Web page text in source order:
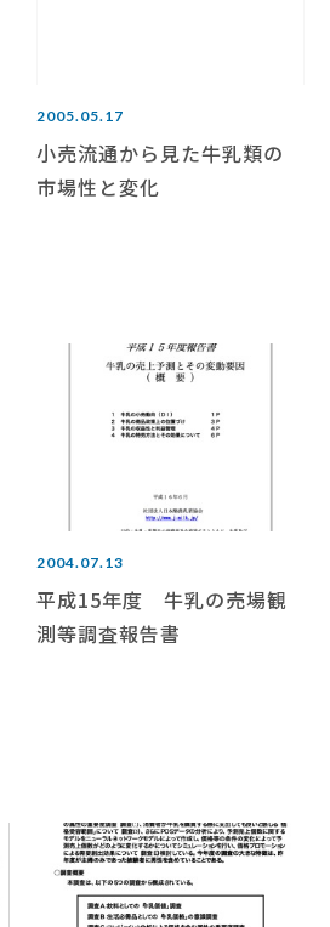
2005.05.17
小売流通から見た牛乳類の
市場性と変化
2004.07.13
平成15年度 牛乳の売場観
測等調査報告書